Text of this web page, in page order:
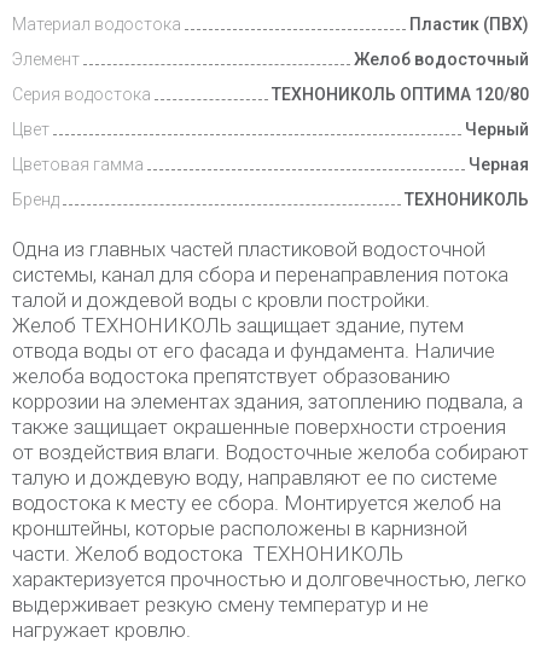
Материал водостока
Пластик (ПВХ)
Элемент
Желоб водосточный
Серия водостока
ТЕХНОНИКОЛЬ ОПТИМА 120/80
Цвет
Черный
Цветовая гамма
Черная
Бренд
ТЕХНОНИКОЛЬ
Одна из главных частей пластиковой водосточной
системы, канал для сбора и перенаправления потока
талой и дождевой воды с кровли постройки.
Желоб ТЕХНОНИКОЛЬ защищает здание, путем
отвода воды от его фасада и фундамента. Наличие
желоба водостока препятствует образованию
коррозии на элементах здания, затоплению подвала, а
также защищает окрашенные поверхности строения
от воздействия влаги. Водосточные желоба собирают
талую и дождевую воду, направляют ее по системе
водостока к месту ее сбора. Монтируется желоб на
кронштейны, которые расположены в карнизной
части. Желоб водостока ТЕХНОНИКОЛЬ
характеризуется прочностью и долговечностью, легко
выдерживает резкую смену температур и не
нагружает кровлю.